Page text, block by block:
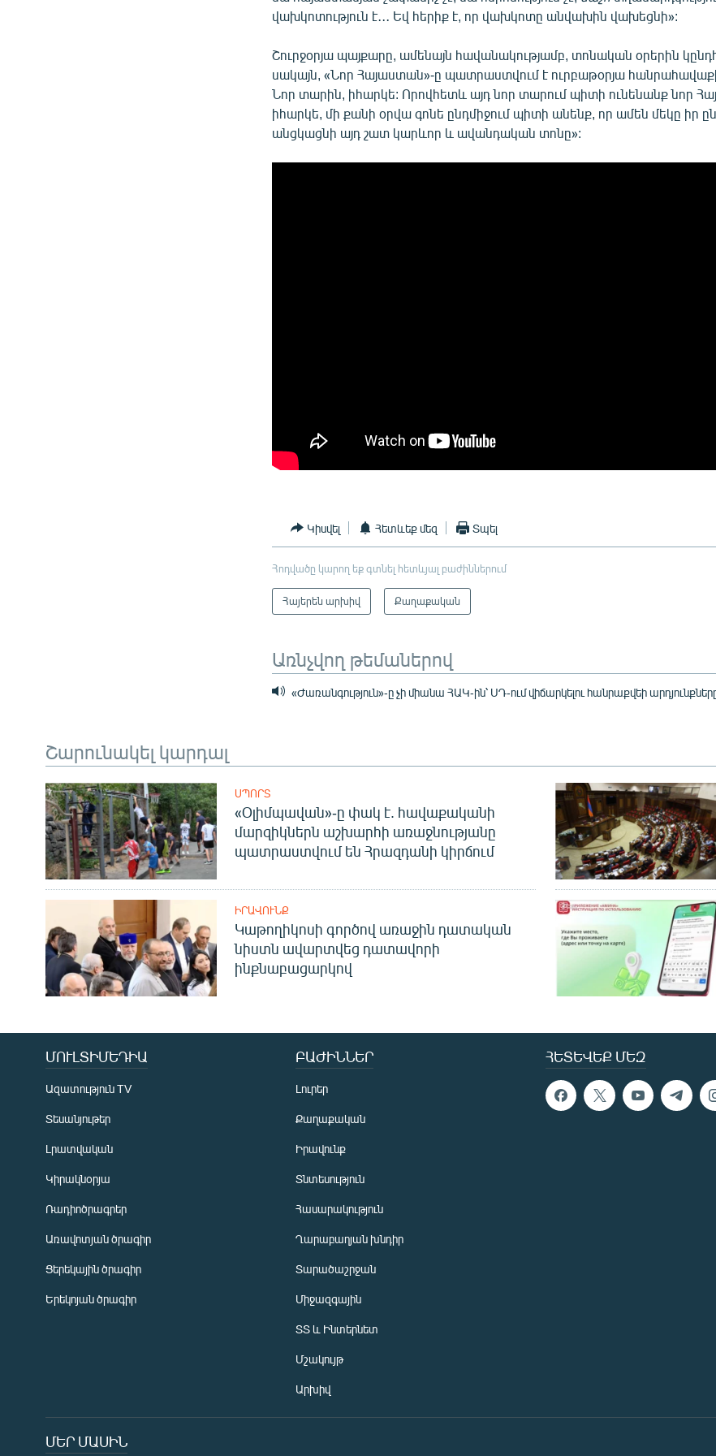
վախկոտություն է․․․ Եվ հերիք է, որ վախկոտը անվախին վախեցնի»:
Շուրջօրյա պայքարը, ամենայն հավանակությամբ, տոնական օրերին
սակայն, «Նոր Հայաստան»-ը պատրաստվում է ուրբաթօրյա
Նոր տարին, իհարկե: Որովհետև այդ նոր տարում պիտի ունենանք նոր
իհարկե, մի քանի օրվա գոնե ընդմիջում պիտի անենք, որ ամեն մեկը իր
անցկացնի այդ շատ կարևոր և ավանդական տոնը»:
Կիսվել Հետևեք մեզ Տպել
Հոդվածը կարող եք գտնել հետևյալ բաժիններում
Հայերեն արխիվ Քաղաքական
Առնչվող թեմաներով
«Ժառանգություն»-ը չի միանա ՀԱԿ-ին՝ ՍԴ-ում վիճարկելու հանրաքվեի
Շարունակել կարդալ
ՍՊՈՐՏ
«Օլիմպավան»-ը փակ է. հավաքականի
մարզիկներն աշխարհի առաջնությանը
պատրաստվում են Հրազդանի կիրճում
ԻՐԱՎՈՒՆՔ
Կաթողիկոսի գործով առաջին դատական
նիստն ավարտվեց դատավորի
ինքնաբացարկով
ՀԵՏԵՎԵՔ ՄԵԶ
ՄՈՒԼՏԻՄԵԴԻԱ
Ազատություն TV
Տեսանյութեր
Լրատվական
Կիրակնօրյա
Ռադիոծրագրեր
Առավոտյան ծրագիր
Ցերեկային ծրագիր
Երեկոյան ծրագիր
ԲԱԺԻՆՆԵՐ
Լուրեր
Քաղաքական
Իրավունք
Տնտեսություն
Հասարակություն
Ղարաբաղյան խնդիր
Տարածաշրջան
Միջազգային
ՏՏ և Ինտերնետ
Մշակույթ
Արխիվ
ՄԵՐ ՄԱՍԻՆ